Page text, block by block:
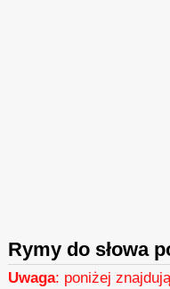
Rymy do słowa
Uwaga: poniżej